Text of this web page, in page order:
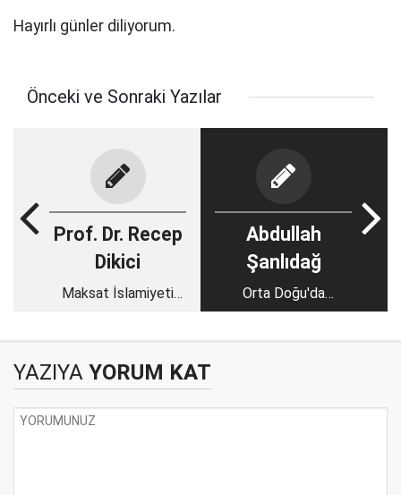
Hayırlı günler diliyorum.
Önceki ve Sonraki Yazılar
Prof. Dr. Recep
Dikici
Maksat İslamiyeti
Abdullah
Şanlıdağ
Orta Doğu'da
tansiyon yükseliyor
YAZIYA YORUM KAT